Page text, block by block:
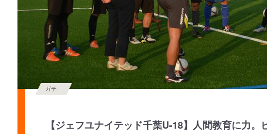
【ジェフユナイテッド千葉U-18】人間教育に力。
ガチ